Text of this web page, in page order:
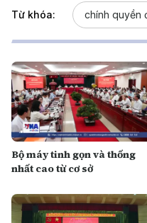
Từ khóa: chính quyền
Bộ máy tinh gọn và thống
nhất cao từ cơ sở